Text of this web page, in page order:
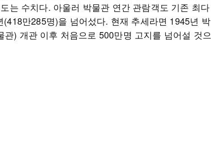
는 수치다. 아울러 박물관 연간 관람객도 기존 최다
(418만285명)을 넘어섰다. 현재 추세라면 1945년 박
관) 개관 이후 처음으로 500만명 고지를 넘어설 것으